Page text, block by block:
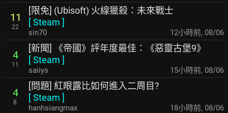
11
22
[限免] (Ubisoft) 火線獵殺：未來戰士
[Steam ]
sin70 12小時前, 08/06
4
11
[新聞] 《帝國》評年度最佳：《惡靈古堡9》
[Steam ]
saiiys 15小時前, 08/06
4
8
[問題] 紅眼露比如何進入二周目?
[Steam ]
hanhsiangmax 18小時前, 08/06